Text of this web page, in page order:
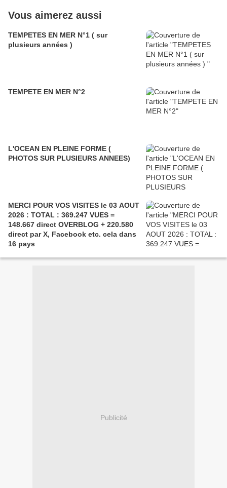
Vous aimerez aussi
TEMPETES EN MER N°1 ( sur
plusieurs années )
TEMPETE EN MER N°2
L'OCEAN EN PLEINE FORME (
PHOTOS SUR PLUSIEURS ANNEES)
MERCI POUR VOS VISITES le 03 AOUT
2026 : TOTAL : 369.247 VUES =
148.667 direct OVERBLOG + 220.580
direct par X, Facebook etc. cela dans
16 pays
Publicité